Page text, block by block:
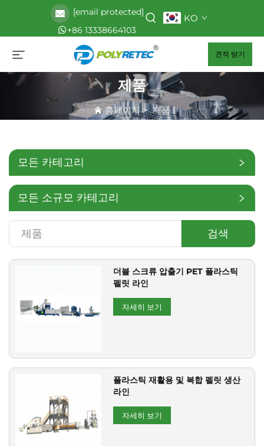
[email protected]
+86 13338664103
KO
견적 받기
제품
홈페이지>제품
모든 카테고리
모든 소규모 카테고리
검색
더블 스크류 압출기 PET 플라스틱
펠릿 라인
자세히 보기
플라스틱 재활용 및 복합 펠릿 생산
라인
자세히 보기